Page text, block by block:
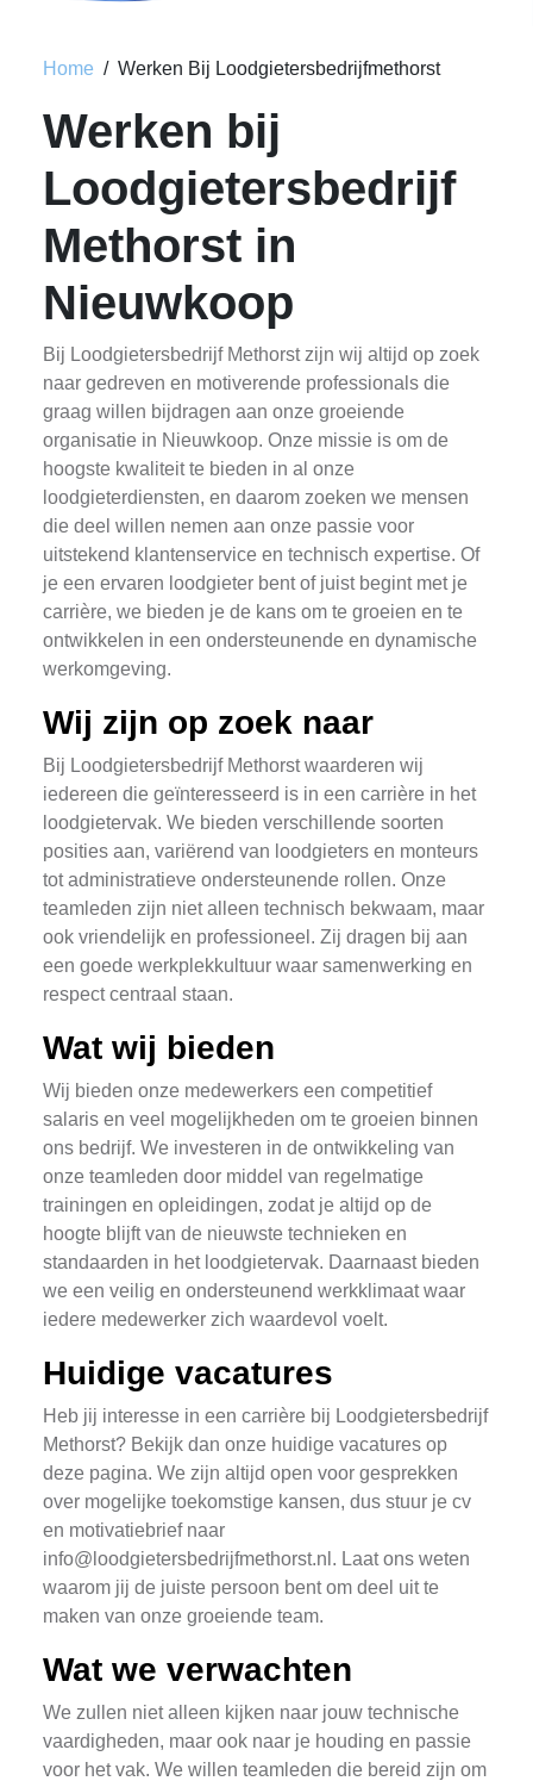
Home Werken Bij Loodgietersbedrijfmethorst
Werken bij
Loodgietersbedrijf
Methorst in
Nieuwkoop
Bij Loodgietersbedrijf Methorst zijn wij altijd op zoek
naar gedreven en motiverende professionals die
graag willen bijdragen aan onze groeiende
organisatie in Nieuwkoop. Onze missie is om de
hoogste kwaliteit te bieden in al onze
loodgieterdiensten, en daarom zoeken we mensen
die deel willen nemen aan onze passie voor
uitstekend klantenservice en technisch expertise. Of
je een ervaren loodgieter bent of juist begint met je
carrière, we bieden je de kans om te groeien en te
ontwikkelen in een ondersteunende en dynamische
werkomgeving.
Wij zijn op zoek naar
Bij Loodgietersbedrijf Methorst waarderen wij
iedereen die geïnteresseerd is in een carrière in het
loodgietervak. We bieden verschillende soorten
posities aan, variërend van loodgieters en monteurs
tot administratieve ondersteunende rollen. Onze
teamleden zijn niet alleen technisch bekwaam, maar
ook vriendelijk en professioneel. Zij dragen bij aan
een goede werkplekkultuur waar samenwerking en
respect centraal staan.
Wat wij bieden
Wij bieden onze medewerkers een competitief
salaris en veel mogelijkheden om te groeien binnen
ons bedrijf. We investeren in de ontwikkeling van
onze teamleden door middel van regelmatige
trainingen en opleidingen, zodat je altijd op de
hoogte blijft van de nieuwste technieken en
standaarden in het loodgietervak. Daarnaast bieden
we een veilig en ondersteunend werkklimaat waar
iedere medewerker zich waardevol voelt.
Huidige vacatures
Heb jij interesse in een carrière bij Loodgietersbedrijf
Methorst? Bekijk dan onze huidige vacatures op
deze pagina. We zijn altijd open voor gesprekken
over mogelijke toekomstige kansen, dus stuur je cv
en motivatiebrief naar
info@loodgietersbedrijfmethorst.nl . Laat ons weten
waarom jij de juiste persoon bent om deel uit te
maken van onze groeiende team.
Wat we verwachten
We zullen niet alleen kijken naar jouw technische
vaardigheden, maar ook naar je houding en passie
voor het vak. We willen teamleden die bereid zijn om